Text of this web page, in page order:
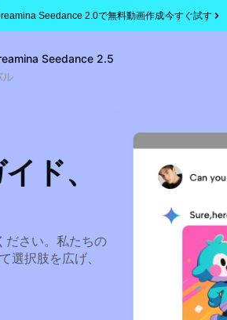
Seedance 2.0で無料動画作成今すぐ試す
Seedance 2.5
ル
ド、
ださい。私たちの
選択肢を広げ、